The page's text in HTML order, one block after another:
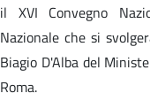
il XVI Convegno
Nazionale che si
Biagio D'Alba del
Roma.